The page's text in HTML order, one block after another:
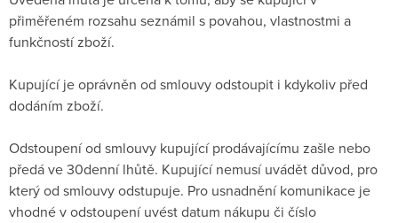
přiměřeném rozsahu seznámil s povahou, vlastnostmi a
funkčností zboží.
Kupující je oprávněn od smlouvy odstoupit i kdykoliv před
dodáním zboží.
Odstoupení od smlouvy kupující prodávajícímu zašle nebo
předá ve 30denní lhůtě. Kupující nemusí uvádět důvod, pro
který od smlouvy odstupuje. Pro usnadnění komunikace je
vhodné v odstoupení uvést datum nákupu či číslo